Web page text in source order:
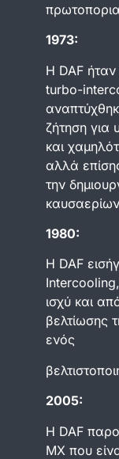
1973:
Η DAF
turbo-
ζήτηση για
και
αλλά
την
1980:
Η DAF
ισχύ και
βελτίωσης
ενός
2005:
Η DAF
MX που